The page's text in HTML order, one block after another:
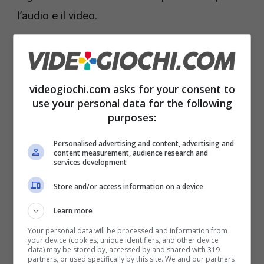
l’audio e il video.
Perché se hai per le mani un modello QLED
oppure OLED ( non hai visto le nuove tv laser?
è molto probabile che tra le opzioni relative
alla qualità dell’immagine ci sia anche una
luminosità è ovviamente importanteper
strettamente necessario che sia al livello
massimo consentito dallo schermo.
Per questo motivo è invece molto utile andare
videogiochi.com asks for your consent to
use your personal data for the following
purposes:
Personalised advertising and content, advertising and
content measurement, audience research and
services development
Store and/or access information on a device
Learn more
Your personal data will be processed and information from
your device (cookies, unique identifiers, and other device
data) may be stored by, accessed by and shared with 319
partners, or used specifically by this site. We and our partners